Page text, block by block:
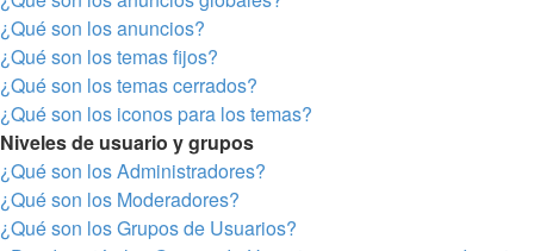
¿Qué son los anuncios?
¿Qué son los temas fijos?
¿Qué son los temas cerrados?
¿Qué son los iconos para los temas?
Niveles de usuario y grupos
¿Qué son los Administradores?
¿Qué son los Moderadores?
¿Qué son los Grupos de Usuarios?